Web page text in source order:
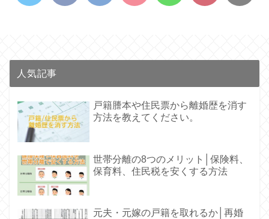
人気記事
戸籍謄本や住民票から離婚歴を消す
方法を教えてください。
世帯分離の8つのメリット│保険料、
保育料、住民税を安くする方法
元夫・元嫁の戸籍を取れるか│再婚